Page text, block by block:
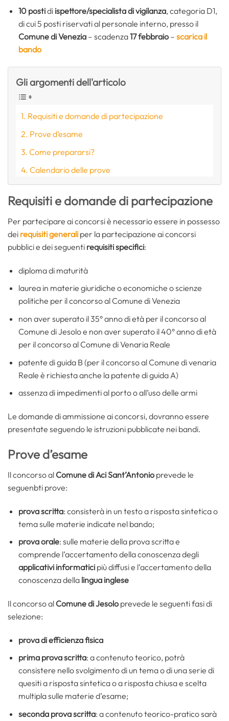
10 postidi ispettore/specialista di vigilanza, categoria D1,
di cui 5 posti riservati al personale interno, presso il
Comune di Venezia– scadenza17 febbraio– scarica il
bando
Gli argomenti dell'articolo
Requisiti e domande di partecipazione
Prove d’esame
Come prepararsi?
Calendario delle prove
Requisiti e domande di partecipazione
Per partecipare ai concorsi è necessario essere in possesso
dei requisiti generali per la partecipazione ai concorsi
pubblici e dei seguenti requisiti specifici:
diploma di maturità
laurea in materie giuridiche o economiche o scienze
politiche per il concorso al Comune di Venezia
non aver superato il 35° anno di età per il concorso al
Comune di Jesolo e non aver superato il 40° anno di età
per il concorso al Comune di Venaria Reale
patente di guida B (per il concorso al Comune di venaria
Reale è richiesta anche la patente di guida A)
assenza di impedimenti al porto o all’uso delle armi
Le domande di ammissione ai concorsi, dovranno essere
presentate seguendo le istruzioni pubblicate nei bandi.
Prove d’esame
Il concorso al Comune di Aci Sant’Antonio prevede le
seguenbti prove:
prova scritta: consisterà in un testo a risposta sintetica o
tema sulle materie indicate nel bando;
prova orale: sulle materie della prova scritta e
comprende l’accertamento della conoscenza degli
applicativi informaticipiù diffusi e l’accertamento della
conoscenza dellalingua inglese
Il concorso al Comune di Jesolo prevede le seguenti fasi di
selezione:
prova di efficienza fisica
prima prova scritta: a contenuto teorico, potrà
consistere nello svolgimento di un tema o di una serie di
quesiti a risposta sintetica o a risposta chiusa e scelta
multipla sulle materie d’esame;
seconda prova scritta: a contenuto teorico-pratico sarà